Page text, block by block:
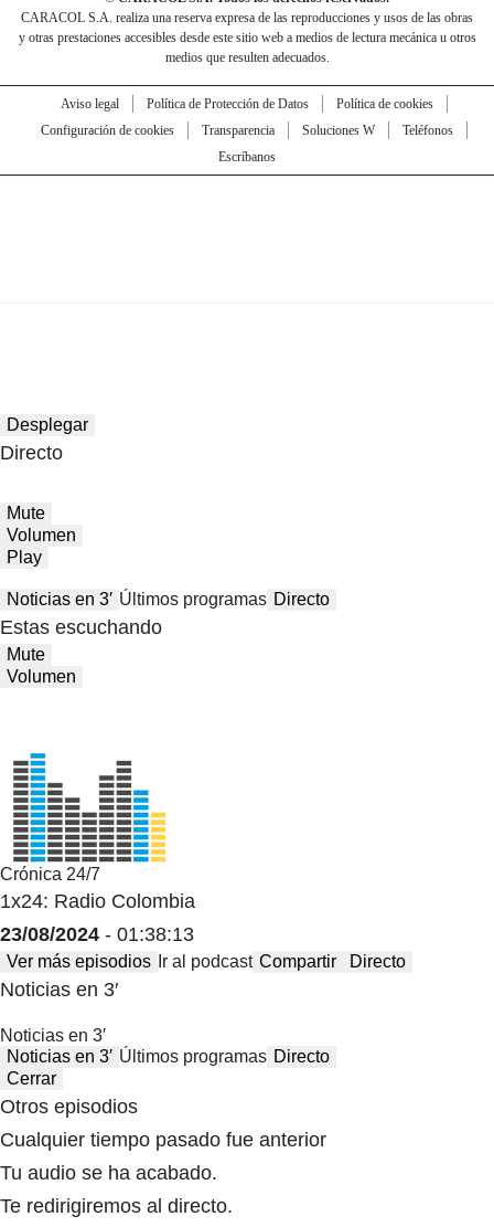
CARACOL S.A. realiza una reserva expresa de las reproducciones y usos de las obras
y otras prestaciones accesibles desde este sitio web a medios de lectura mecánica u otros
medios que resulten adecuados.
Aviso legal Política de Protección de Datos
Política de cookies
Configuración de cookies
Transparencia Soluciones W
Teléfonos
Escríbanos
Desplegar
Directo
Mute
Volumen
Play
Noticias en 3′ Últimos programas Directo
Estas escuchando
Mute
Volumen
Crónica 24/7
1x24: Radio Colombia
23/08/2024 - 01:38:13
Ver más episodios Ir al podcast Compartir Directo
Noticias en 3′
Noticias en 3′
Noticias en 3′ Últimos programas Directo
Cerrar
Otros episodios
Cualquier tiempo pasado fue anterior
Tu audio se ha acabado.
Te redirigiremos al directo.